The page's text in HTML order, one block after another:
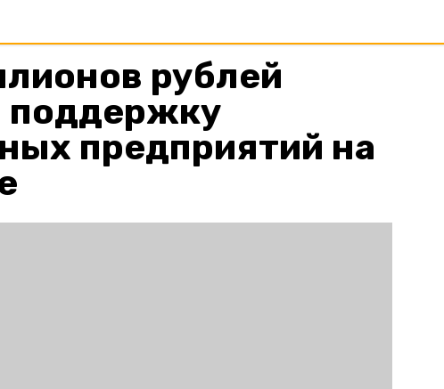
рублей
поддержку
предприятий на